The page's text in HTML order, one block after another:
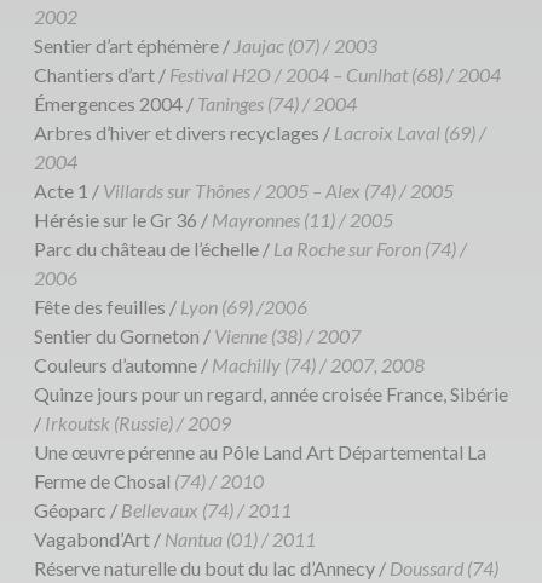
2002
Sentier d’art éphémère / Jaujac (07) / 2003
Chantiers d’art / Festival H2O / 2004 – Cunlhat (68) / 2004
Émergences 2004 / Taninges (74) / 2004
Arbres d’hiver et divers recyclages / Lacroix Laval (69) /
2004
Acte 1 / Villards sur Thônes / 2005 – Alex (74) / 2005
Hérésie sur le Gr 36 / Mayronnes (11) / 2005
Parc du château de l’échelle / La Roche sur Foron (74) /
2006
Fête des feuilles / Lyon (69) /2006
Sentier du Gorneton / Vienne (38) / 2007
Couleurs d’automne / Machilly (74) / 2007, 2008
Quinze jours pour un regard, année croisée France, Sibérie
/ Irkoutsk (Russie) / 2009
Une œuvre pérenne au Pôle Land Art Départemental La
Ferme de Chosal (74) / 2010
Géoparc /Bellevaux (74) / 2011
Vagabond’Art / Nantua (01) / 2011
Réserve naturelle du bout du lac d’Annecy / Doussard (74)